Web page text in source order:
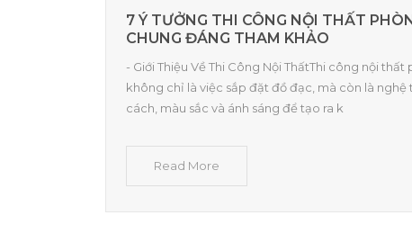
7 Ý TƯỞNG THI CÔNG NỘI THẤT
CHUNG ĐÁNG THAM KHẢO
- Giới Thiệu Về Thi Công Nội ThấtThi công nội
không chỉ là việc sắp đặt đồ đạc, mà còn là
cách, màu sắc và ánh sáng để tạo ra k
Read More